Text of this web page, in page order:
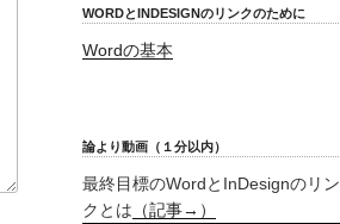
WORDとINDESIGNのリンクのために
Wordの基本
論より動画（１分以内）
最終目標のWordとInDesignのリン
クとは （記事→）